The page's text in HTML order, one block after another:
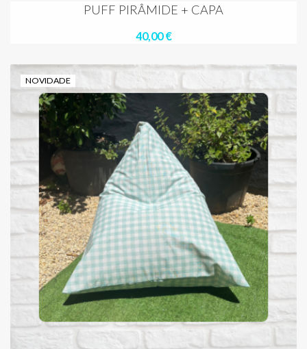
PUFF PIRÂMIDE + CAPA
40,00 €
NOVIDADE